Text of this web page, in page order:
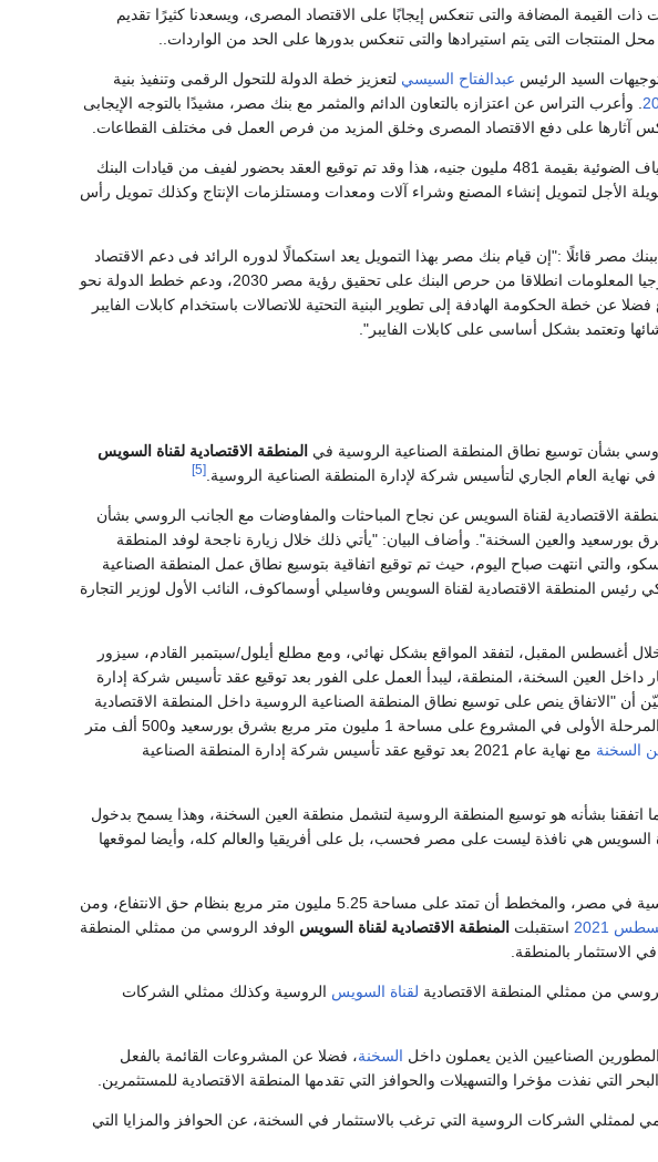
القيمة المضافة والتى تنعكس إيجابًا على الاقتصاد المصرى، ويسعدنا كثيرًا تقديم
المنتجات التى يتم استيرادها والتى تنعكس بدورها على الحد من الواردات..
السيد الرئيس عبدالفتاح السيسي لتعزيز خطة الدولة للتحول الرقمى وتنفيذ بنية
. وأعرب التراس عن اعتزازه بالتعاون الدائم والمثمر مع بنك مصر، مشيدًا بالتوجه الإيجابى
آثارها على دفع الاقتصاد المصرى وخلق المزيد من فرص العمل فى مختلف القطاعات.
بتوقيع عقد تمويل لصالح شركة بنية لكابلات الألياف الضوئية بقيمة 481 مليون جنيه، هذا وقد تم توقيع العقد بحضور لفيف من قيادات البنك
الأجل لتمويل إنشاء المصنع وشراء آلات ومعدات ومستلزمات الإنتاج وكذلك تمويل رأس
قائلًا :"إن قيام بنك مصر بهذا التمويل يعد استكمالًا لدوره الرائد فى دعم الاقتصاد
المصرى، ويأتى تمويلنا لإحدى المشروعات الخاصة بقطاع الاتصالات و تكنولوجيا المعلومات انطلاقا من حرص البنك على تحقيق رؤية مصر 2030، ودعم خطط الدولة نحو
خطة الحكومة الهادفة إلى تطوير البنية التحتية للاتصالات باستخدام كابلات الفايبر
وتعتمد بشكل أساسى على كابلات الفايبر".
بشأن توسيع نطاق المنطقة الصناعية الروسية في المنطقة الاقتصادية لقناة السويس
العام الجاري لتأسيس شركة لإدارة المنطقة الصناعية الروسية. [5]
الاقتصادية لقناة السويس عن نجاح المباحثات والمفاوضات مع الجانب الروسي بشأن
بورسعيد والعين السخنة". وأضاف البيان: "يأتي ذلك خلال زيارة ناجحة لوفد المنطقة
والتي انتهت صباح اليوم، حيث تم توقيع اتفاقية بتوسيع نطاق عمل المنطقة الصناعية
المنطقة الاقتصادية لقناة السويس وفاسيلي أوسماكوف، النائب الأول لوزير التجارة
أغسطس المقبل، لتفقد المواقع بشكل نهائي، ومع مطلع أيلول/سبتمبر القادم، سيزور
العين السخنة، المنطقة، ليبدأ العمل على الفور بعد توقيع عقد تأسيس شركة إدارة
أن "الاتفاق ينص على توسيع نطاق المنطقة الصناعية الروسية داخل المنطقة الاقتصادية
، لتبدأ المرحلة الأولى في المشروع على مساحة 1 مليون متر مربع بشرق بورسعيد و500 ألف متر
السخنة
مع نهاية عام 2021 بعد توقيع عقد تأسيس شركة إدارة المنطقة الصناعية
اتفقنا بشأنه هو توسيع المنطقة الروسية لتشمل منطقة العين السخنة، وهذا يسمح بدخول
هي نافذة ليست على مصر فحسب، بل على أفريقيا والعالم كله، وأيضا لموقعها
وكانت موسكو والقاهرة قد وقعتا في 2018 اتفاقًا لإنشاء منطقة صناعية روسية في مصر، والمخطط أن تمتد على مساحة 5.25 مليون متر مربع بنظام حق الانتفاع، ومن
2021 استقبلت المنطقة الاقتصادية لقناة السويس الوفد الروسي من ممثلي المنطقة
الاستثمار بالمنطقة.
من ممثلي المنطقة الاقتصادية لقناة السويس الروسية وكذلك ممثلي الشركات
الصناعيين الذين يعملون داخل السخنة، فضلا عن المشروعات القائمة بالفعل
التي نفذت مؤخرا والتسهيلات والحوافز التي تقدمها المنطقة الاقتصادية للمستثمرين.
لممثلي الشركات الروسية التي ترغب بالاستثمار في السخنة، عن الحوافز والمزايا التي